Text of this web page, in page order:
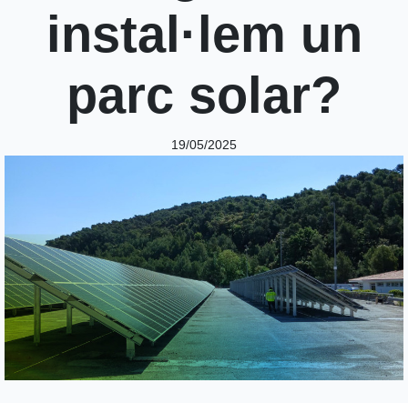
instal·lem un
parc solar?
19/05/2025